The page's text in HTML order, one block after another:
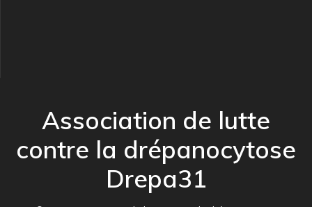
Association de lutte
contre la drépanocytose
Drepa31